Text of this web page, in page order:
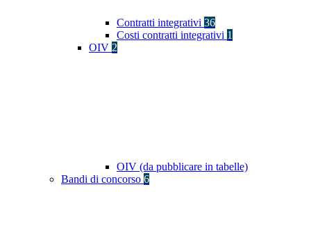
Contratti integrativi 36
Costi contratti integrativi 1
OIV 2
OIV (da pubblicare in tabelle)
Bandi di concorso 6